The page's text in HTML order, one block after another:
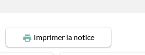
Imprimerla notice